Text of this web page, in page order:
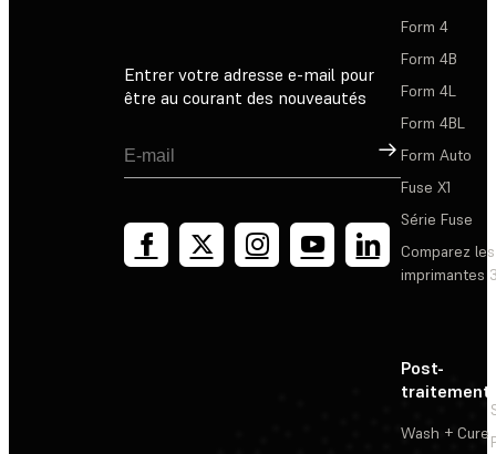
Entrer votre adresse e-mail pour
être au courant des nouveautés
Inscription
Form 4
Form 4B
Form 4L
Form 4BL
Form Auto
Fuse X1
Série Fuse
Comparez les
imprimantes
Post-
traitement
Wash + Cure